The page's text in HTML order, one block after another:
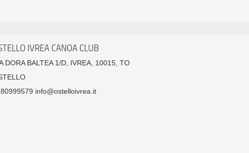
IVREA CANOA CLUB
DORA BALTEA 1/D, IVREA, 10015, TO
info@ostelloivrea.it